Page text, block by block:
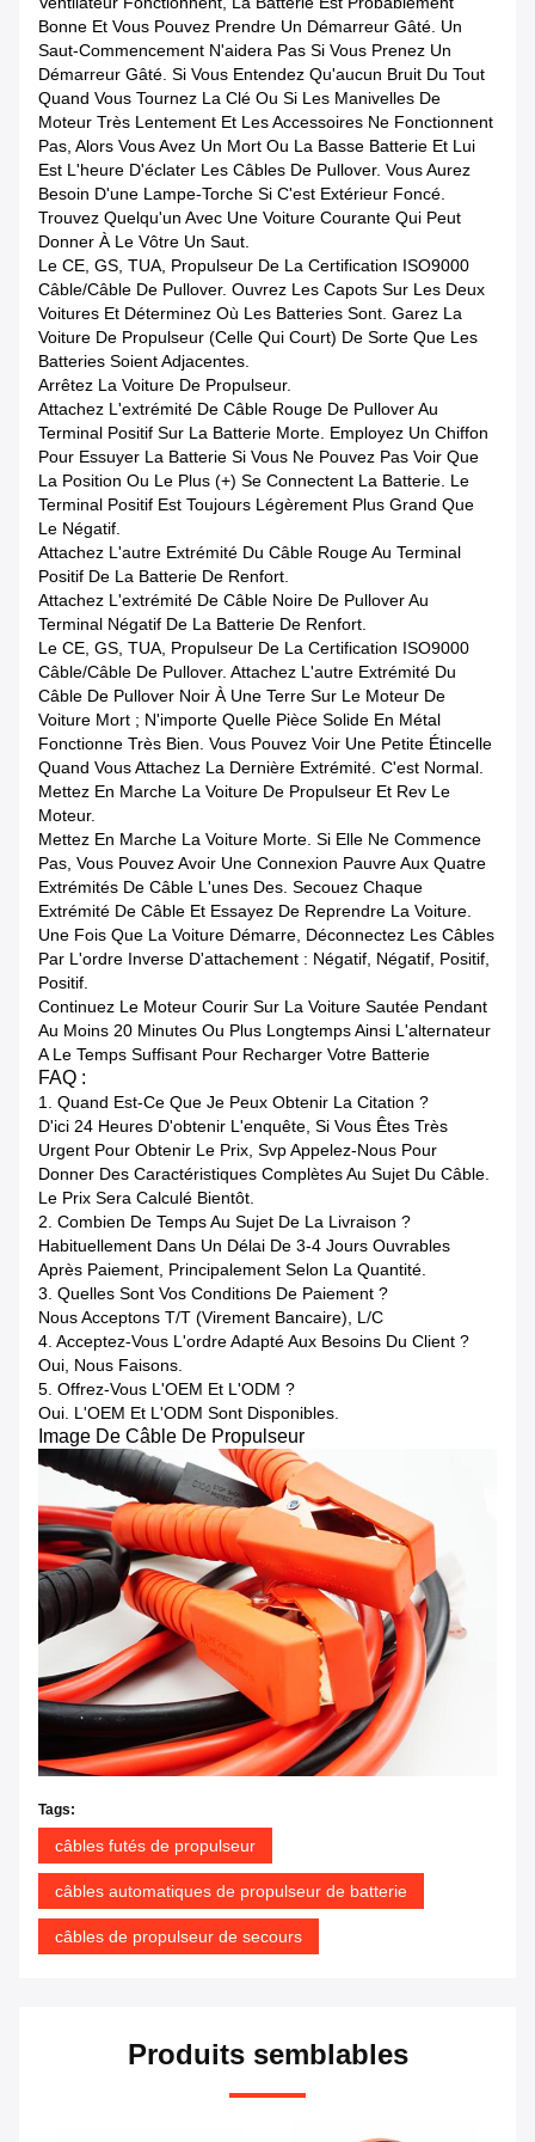
Bonne Et Vous Pouvez Prendre Un Démarreur Gâté. Un
Saut-Commencement N'aidera Pas Si Vous Prenez Un
Démarreur Gâté. Si Vous Entendez Qu'aucun Bruit Du Tout
Quand Vous Tournez La Clé Ou Si Les Manivelles De
Moteur Très Lentement Et Les Accessoires Ne Fonctionnent
Pas, Alors Vous Avez Un Mort Ou La Basse Batterie Et Lui
Est L'heure D'éclater Les Câbles De Pullover. Vous Aurez
Besoin D'une Lampe-Torche Si C'est Extérieur Foncé.
Trouvez Quelqu'un Avec Une Voiture Courante Qui Peut
Donner À Le Vôtre Un Saut.
Le CE, GS, TUA, Propulseur De La Certification ISO9000
Câble/câble De Pullover. Ouvrez Les Capots Sur Les Deux
Voitures Et Déterminez Où Les Batteries Sont. Garez La
Voiture De Propulseur (celle Qui Court) De Sorte Que Les
Batteries Soient Adjacentes.
Arrêtez La Voiture De Propulseur.
Attachez L'extrémité De Câble Rouge De Pullover Au
Terminal Positif Sur La Batterie Morte. Employez Un Chiffon
Pour Essuyer La Batterie Si Vous Ne Pouvez Pas Voir Que
La Position Ou Le Plus (+) Se Connectent La Batterie. Le
Terminal Positif Est Toujours Légèrement Plus Grand Que
Le Négatif.
Attachez L'autre Extrémité Du Câble Rouge Au Terminal
Positif De La Batterie De Renfort.
Attachez L'extrémité De Câble Noire De Pullover Au
Terminal Négatif De La Batterie De Renfort.
Le CE, GS, TUA, Propulseur De La Certification ISO9000
Câble/câble De Pullover. Attachez L'autre Extrémité Du
Câble De Pullover Noir À Une Terre Sur Le Moteur De
Voiture Mort ; N'importe Quelle Pièce Solide En Métal
Fonctionne Très Bien. Vous Pouvez Voir Une Petite Étincelle
Quand Vous Attachez La Dernière Extrémité. C'est Normal.
Mettez En Marche La Voiture De Propulseur Et Rev Le
Moteur.
Mettez En Marche La Voiture Morte. Si Elle Ne Commence
Pas, Vous Pouvez Avoir Une Connexion Pauvre Aux Quatre
Extrémités De Câble L'unes Des. Secouez Chaque
Extrémité De Câble Et Essayez De Reprendre La Voiture.
Une Fois Que La Voiture Démarre, Déconnectez Les Câbles
Par L'ordre Inverse D'attachement : Négatif, Négatif, Positif,
Positif.
Continuez Le Moteur Courir Sur La Voiture Sautée Pendant
Au Moins 20 Minutes Ou Plus Longtemps Ainsi L'alternateur
A Le Temps Suffisant Pour Recharger Votre Batterie
FAQ :
1. Quand Est-Ce Que Je Peux Obtenir La Citation ?
D'ici 24 Heures D'obtenir L'enquête, Si Vous Êtes Très
Urgent Pour Obtenir Le Prix, Svp Appelez-Nous Pour
Donner Des Caractéristiques Complètes Au Sujet Du Câble.
Le Prix Sera Calculé Bientôt.
2. Combien De Temps Au Sujet De La Livraison ?
Habituellement Dans Un Délai De 3-4 Jours Ouvrables
Après Paiement, Principalement Selon La Quantité.
3. Quelles Sont Vos Conditions De Paiement ?
Nous Acceptons T/T (virement Bancaire), L/C
4. Acceptez-Vous L'ordre Adapté Aux Besoins Du Client ?
Oui, Nous Faisons.
5. Offrez-Vous L'OEM Et L'ODM ?
Oui. L'OEM Et L'ODM Sont Disponibles.
Image De Câble De Propulseur
Tags:
câbles futés de propulseur
câbles automatiques de propulseur de batterie
câbles de propulseur de secours
Produits semblables